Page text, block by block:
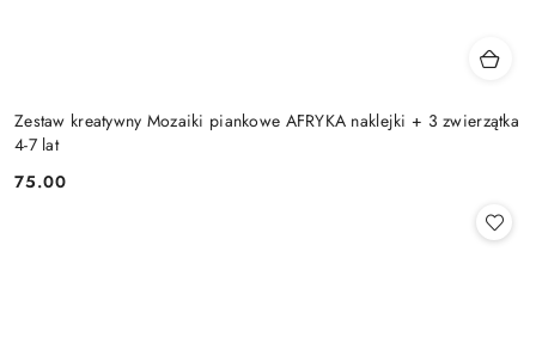
Zestaw kreatywny Mozaiki piankowe AFRYKA naklejki + 3 zwierzątka
4-7 lat
Cena:
75.00